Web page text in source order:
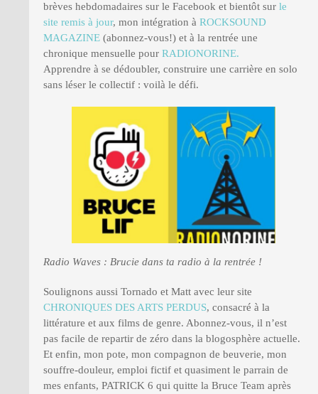
brèves hebdomadaires sur le Facebook et bientôt sur le
site remis à jour, mon intégration à ROCKSOUND
MAGAZINE (abonnez-vous!) et à la rentrée une
chronique mensuelle pour RADIONORINE.
Apprendre à se dédoubler, construire une carrière en solo
sans léser le collectif : voilà le défi.
Radio Waves : Brucie dans ta radio à la rentrée !
Soulignons aussi Tornado et Matt avec leur site
CHRONIQUES DES ARTS PERDUS, consacré à la
littérature et aux films de genre. Abonnez-vous, il n’est
pas facile de repartir de zéro dans la blogosphère actuelle.
Et enfin, mon pote, mon compagnon de beuverie, mon
souffre-douleur, emploi fictif et quasiment le parrain de
mes enfants, PATRICK 6 qui quitte la Bruce Team après